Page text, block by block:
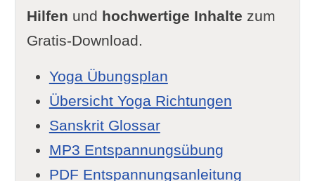
Hilfen und hochwertige Inhalte zum
Gratis-Download.
Yoga Übungsplan
Übersicht Yoga Richtungen
Sanskrit Glossar
MP3 Entspannungsübung
PDF Entspannungsanleitung